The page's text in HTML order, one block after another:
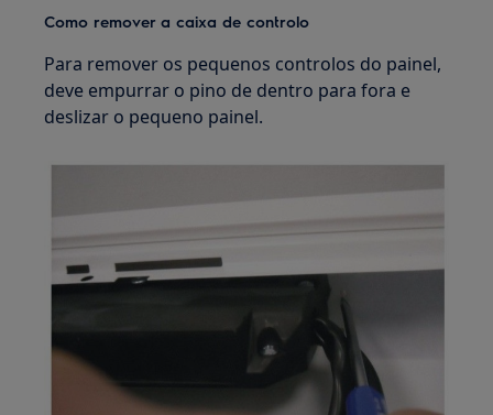
Como remover a caixa de controlo
Para remover os pequenos controlos do painel,
deve empurrar o pino de dentro para fora e
deslizar o pequeno painel.